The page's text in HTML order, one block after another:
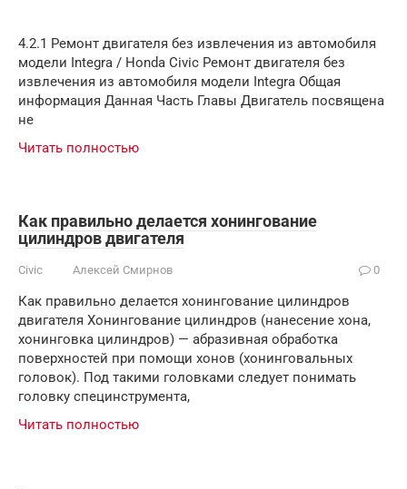
4.2.1 Ремонт двигателя без извлечения из автомобиля
модели Integra / Honda Civic Ремонт двигателя без
извлечения из автомобиля модели Integra Общая
информация Данная Часть Главы Двигатель посвящена
не
Читать полностью
Как правильно делается хонингование
цилиндров двигателя
Civic Алексей Смирнов 0
Как правильно делается хонингование цилиндров
двигателя Хонингование цилиндров (нанесение хона,
хонинговка цилиндров) — абразивная обработка
поверхностей при помощи хонов (хонинговальных
головок). Под такими головками следует понимать
головку специнструмента,
Читать полностью